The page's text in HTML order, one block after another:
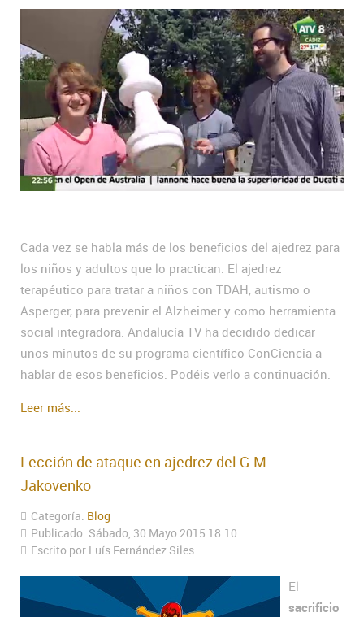
Cada vez se habla más de los beneficios del ajedrez para
los niños y adultos que lo practican. El ajedrez
terapéutico para tratar a niños con TDAH, autismo o
Asperger, para prevenir el Alzheimer y como herramienta
social integradora. Andalucía TV ha decidido dedicar
unos minutos de su programa científico ConCiencia a
hablar de esos beneficios. Podéis verlo a continuación.
Leer más...
Lección de ataque en ajedrez del G.M.
Jakovenko
Categoría: Blog
Publicado: Sábado, 30 Mayo 2015 18:10
Escrito por Luís Fernández Siles
El
sacrificio